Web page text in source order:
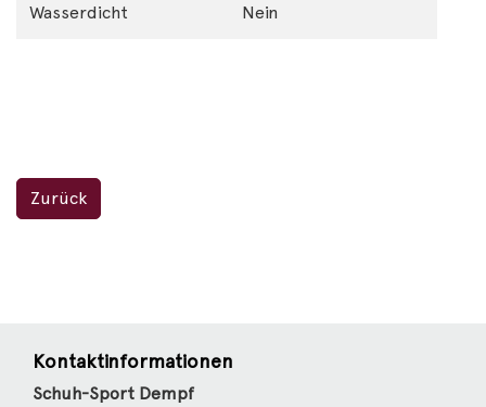
Wasserdicht Nein
Zurück
Kontaktinformationen
Schuh-Sport Dempf